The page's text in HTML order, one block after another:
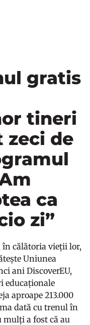
gratis
tineri
zeci de
ca
zi”
în călătoria vieții lor,
Uniunea
ani DiscoverEU,
educaționale
aproape 213.000
dată cu trenul în
a fost că au